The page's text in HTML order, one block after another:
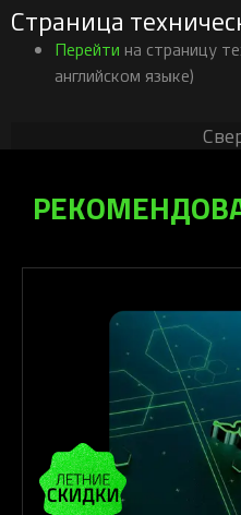
Страница
Перейти на страницу
английском языке)